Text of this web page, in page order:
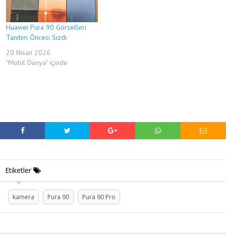
Huawei Pura 90 Görselleri
Tanıtım Öncesi Sızdı
20 Nisan 2026
"Mobil Dünya" içinde
Etiketler
kamera Pura 90 Pura 90 Pro